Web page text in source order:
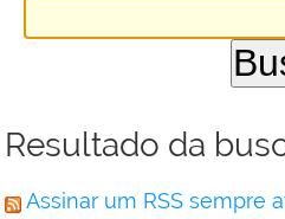
Resultado da
Assinar um RSS sempre